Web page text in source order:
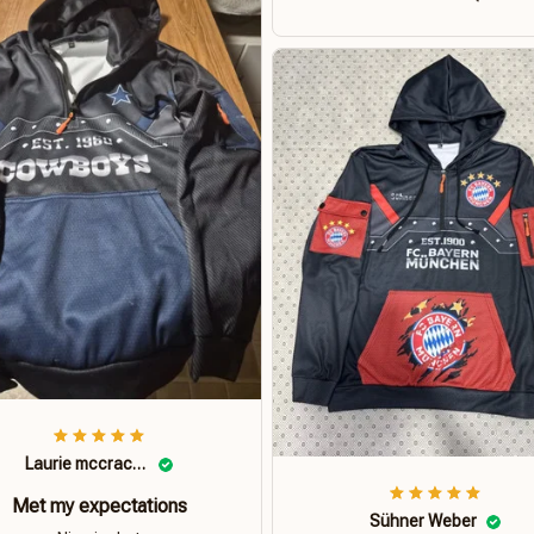
Laurie mccracken
Met my expectations
Sühner Weber